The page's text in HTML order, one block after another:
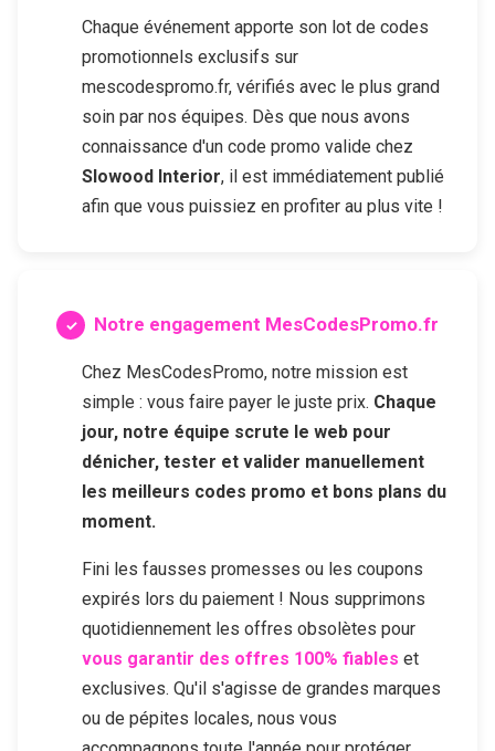
Chaque événement apporte son lot de codes
promotionnels exclusifs sur
mescodespromo.fr, vérifiés avec le plus grand
soin par nos équipes. Dès que nous avons
connaissance d'un code promo valide chez
Slowood Interior, il est immédiatement publié
afin que vous puissiez en profiter au plus vite !
Notre engagement MesCodesPromo.fr
Chez MesCodesPromo, notre mission est
simple : vous faire payer le juste prix. Chaque
jour, notre équipe scrute le web pour
dénicher, tester et valider manuellement
les meilleurs codes promo et bons plans du
moment.
Fini les fausses promesses ou les coupons
expirés lors du paiement ! Nous supprimons
quotidiennement les offres obsolètes pour
vous garantir des offres 100% fiables et
exclusives. Qu'il s'agisse de grandes marques
ou de pépites locales, nous vous